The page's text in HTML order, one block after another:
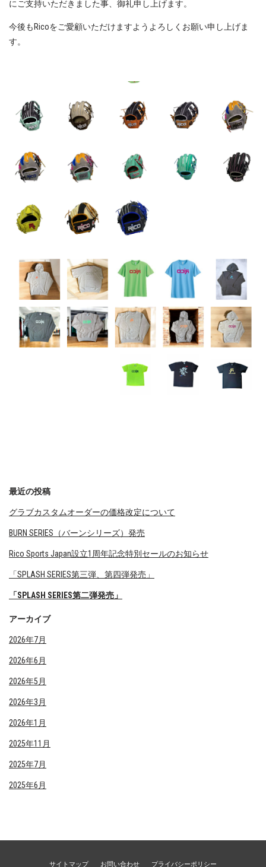
にご支持いただきました事、御礼申し上げます。
今後もRicoをご愛顧いただけますようよろしくお願い申し上げま
す。
最近の投稿
グラブカスタムオーダーの価格改定について
BURN SERIES（バーンシリーズ）発売
Rico Sports Japan設立1周年記念特別セールのお知らせ
「SPLASH SERIES第三弾、第四弾発売」
「SPLASH SERIES第二弾発売」
アーカイブ
2026年7月
2026年6月
2026年5月
2026年3月
2026年1月
2025年11月
2025年7月
2025年6月
サイトマップ お問い合わせ プライバシーポリシー